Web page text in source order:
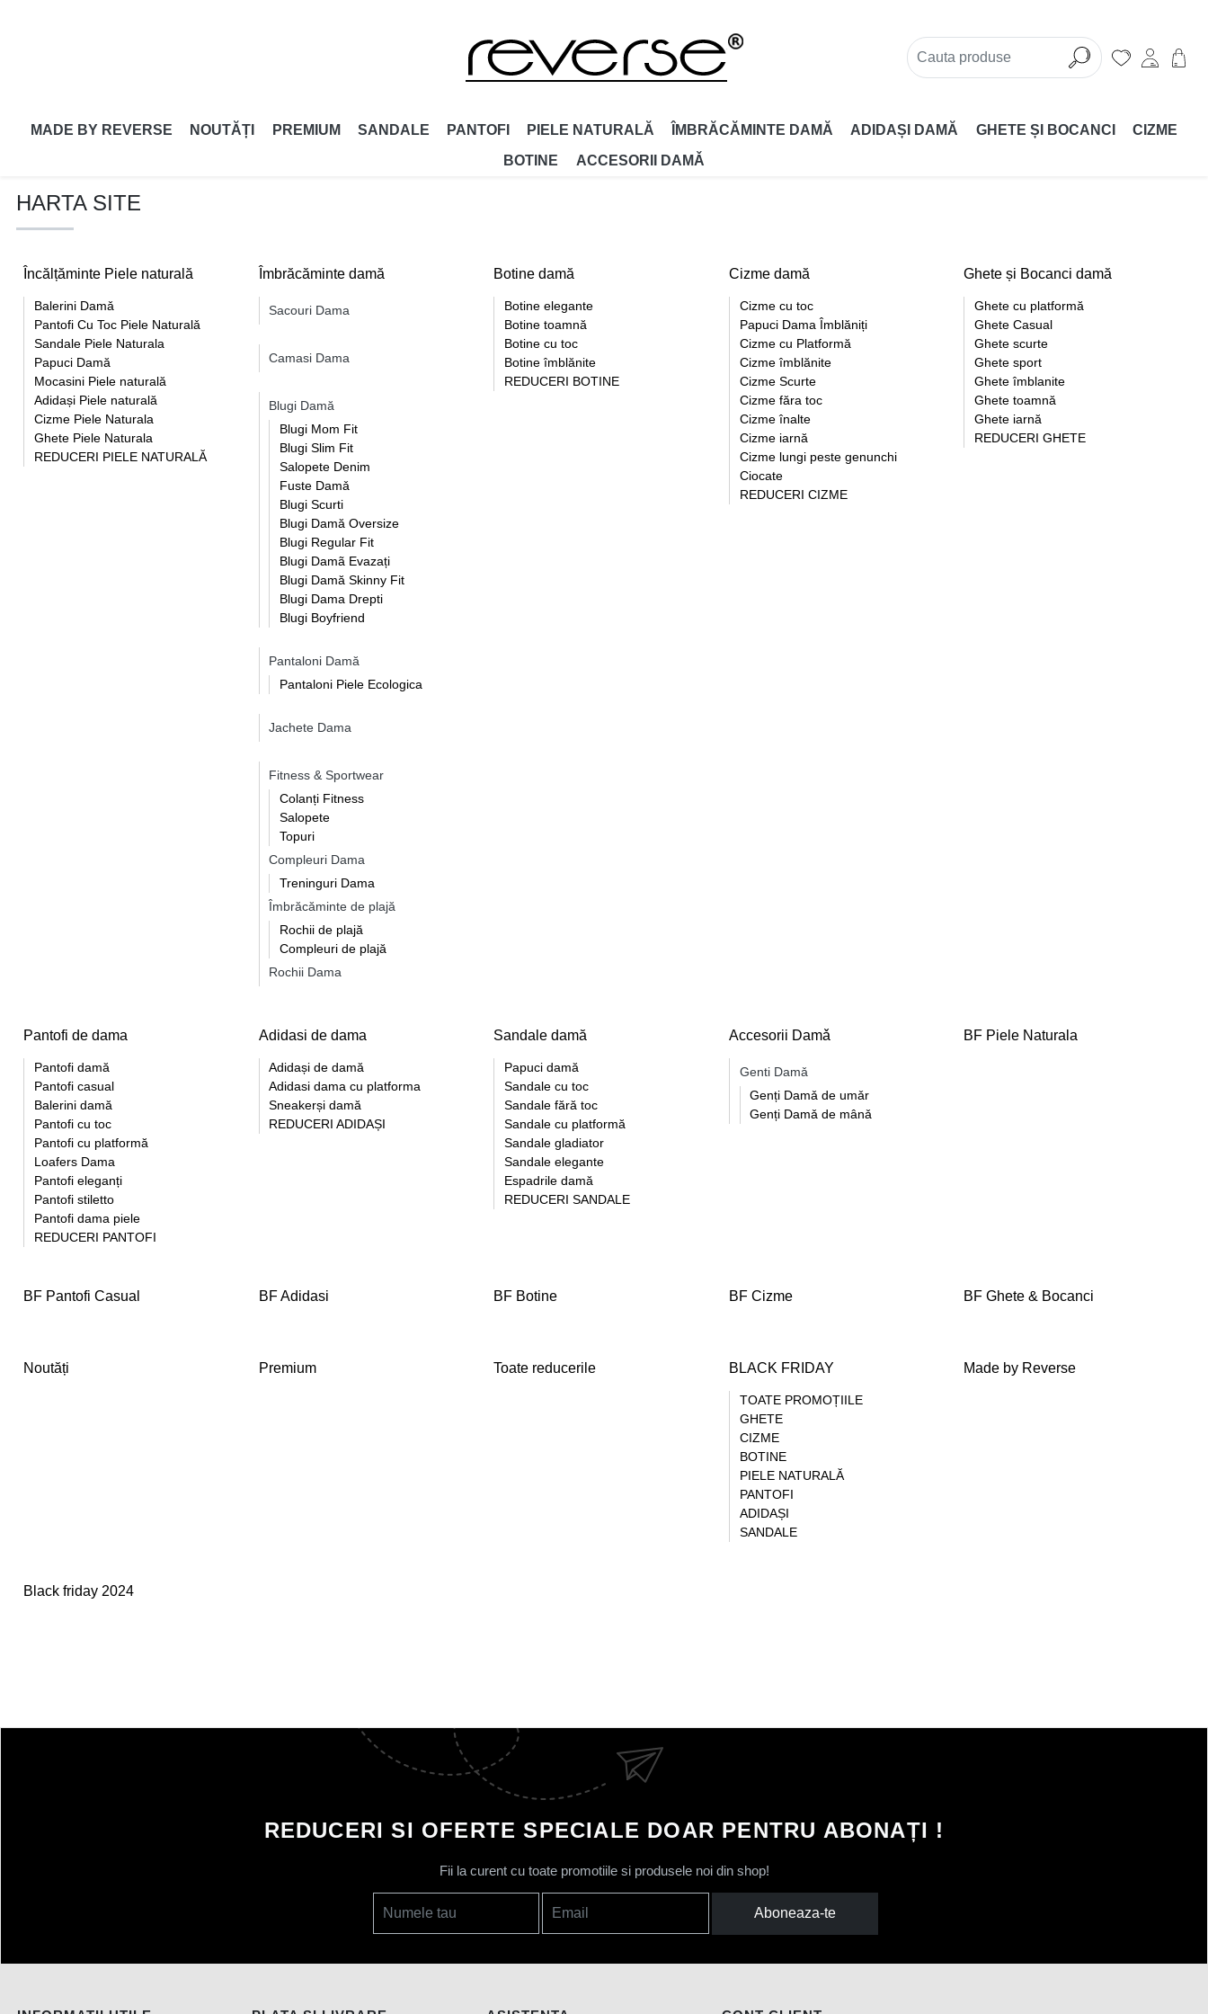
MADE BY REVERSE NOUTĂȚI PREMIUM SANDALE PANTOFI PIELE NATURALĂ ÎMBRĂCĂMINTE DAMĂ ADIDAȘI DAMĂ GHETE ȘI BOCANCI
CIZME
BOTINE
ACCESORII DAMǍ
HARTA SITE
Încălțăminte Piele naturală
Balerini Damǎ
Pantofi Cu Toc Piele Naturalǎ
Sandale Piele Naturala
Papuci Damă
Mocasini Piele naturală
Adidași Piele naturală
Cizme Piele Naturala
Ghete Piele Naturala
REDUCERI PIELE NATURALĂ
Îmbrăcăminte damă
Sacouri Dama
Camasi Dama
Blugi Damă
Blugi Mom Fit
Blugi Slim Fit
Salopete Denim
Fuste Damǎ
Blugi Scurti
Blugi Damă Oversize
Blugi Regular Fit
Blugi Damã Evazați
Blugi Damă Skinny Fit
Blugi Dama Drepti
Blugi Boyfriend
Pantaloni Damă
Pantaloni Piele Ecologica
Jachete Dama
Fitness & Sportwear
Colanți Fitness
Salopete
Topuri
Compleuri Dama
Treninguri Dama
Îmbrăcăminte de plajă
Rochii de plajă
Compleuri de plajă
Rochii Dama
Botine damă
Botine elegante
Botine toamnă
Botine cu toc
Botine îmblănite
REDUCERI BOTINE
Cizme damă
Cizme cu toc
Papuci Dama Îmblăniți
Cizme cu Platformă
Cizme îmblănite
Cizme Scurte
Cizme făra toc
Cizme înalte
Cizme iarnă
Cizme lungi peste genunchi
Ciocate
REDUCERI CIZME
Ghete și Bocanci damă
Ghete cu platformă
Ghete Casual
Ghete scurte
Ghete sport
Ghete îmblanite
Ghete toamnă
Ghete iarnă
REDUCERI GHETE
Pantofi de dama
Pantofi damă
Pantofi casual
Balerini damă
Pantofi cu toc
Pantofi cu platformă
Loafers Dama
Pantofi eleganți
Pantofi stiletto
Pantofi dama piele
REDUCERI PANTOFI
Adidasi de dama
Adidași de damă
Adidasi dama cu platforma
Sneakerși damă
REDUCERI ADIDAȘI
Sandale damă
Papuci damă
Sandale cu toc
Sandale fără toc
Sandale cu platformă
Sandale gladiator
Sandale elegante
Espadrile damă
REDUCERI SANDALE
Accesorii Damǎ
Genti Damǎ
Genți Damǎ de umǎr
Genți Damǎ de mânǎ
BF Piele Naturala
BF Pantofi Casual BF Adidasi BF Botine BF Cizme BF Ghete & Bocanci
Noutăți Premium Toate reducerile BLACK FRIDAY
TOATE PROMOȚIILE
GHETE
CIZME
BOTINE
PIELE NATURALĂ
PANTOFI
ADIDAȘI
SANDALE
Made by Reverse
Black friday 2024
REDUCERI SI OFERTE SPECIALE DOAR PENTRU ABONAȚI !
Fii la curent cu toate promotiile si produsele noi din shop!
Numele tau Email Aboneaza-te